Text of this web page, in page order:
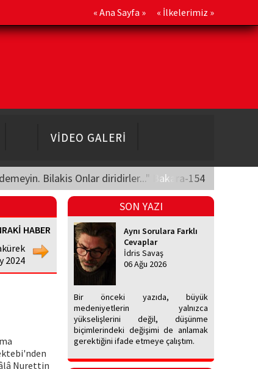
« Ana Sayfa » « İlkelerimiz »
VİDEO GALERİ
Bilakis Onlar diridirler..." Bakara-154
HABER
2024
Nurettin
SON YAZI
Aynı Sorulara Farklı
Cevaplar
İdris Savaş
06 Ağu 2026
Bir önceki yazıda, büyük
medeniyetlerin yalnızca
yükselişlerini değil, düşünme
biçimlerindeki değişimi de anlamak
gerektiğini ifade etmeye çalıştım.